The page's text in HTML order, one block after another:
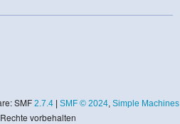
SMF 2.7.4| SMF © 2024, Simple Machines
vorbehalten